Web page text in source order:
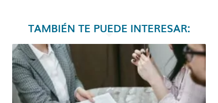
TAMBIÉN TE PUEDE INTERESAR: